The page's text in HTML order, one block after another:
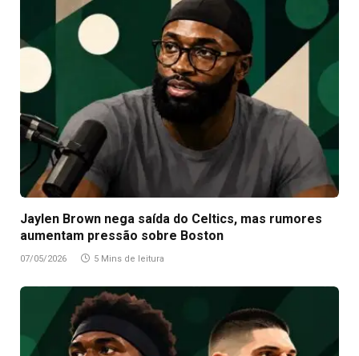
Jaylen Brown nega saída do Celtics, mas rumores
aumentam pressão sobre Boston
07/05/2026 5 Mins de leitura